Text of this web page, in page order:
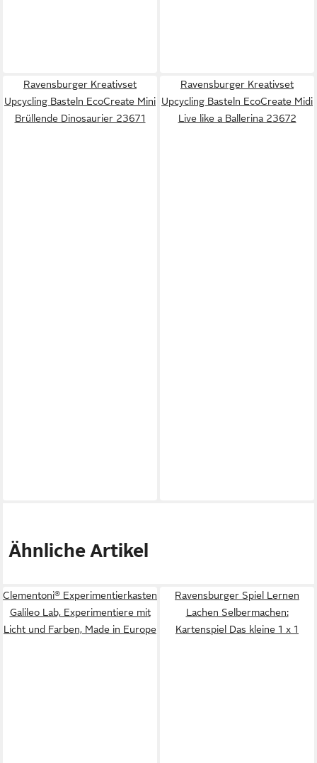
Ravensburger Kreativset
Upcycling Basteln EcoCreate Mini
Brüllende Dinosaurier 23671
Ravensburger Kreativset
Upcycling Basteln EcoCreate Midi
Live like a Ballerina 23672
Ähnliche Artikel
Clementoni® Experimentierkasten
Galileo Lab, Experimentiere mit
Licht und Farben, Made in Europe
Ravensburger Spiel Lernen
Lachen Selbermachen:
Kartenspiel Das kleine 1 x 1